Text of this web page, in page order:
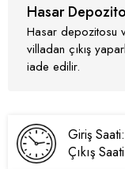
Hasar
Hasar depozitosu
villadan çıkış
iade edilir.
Giriş Saati:
Çıkış